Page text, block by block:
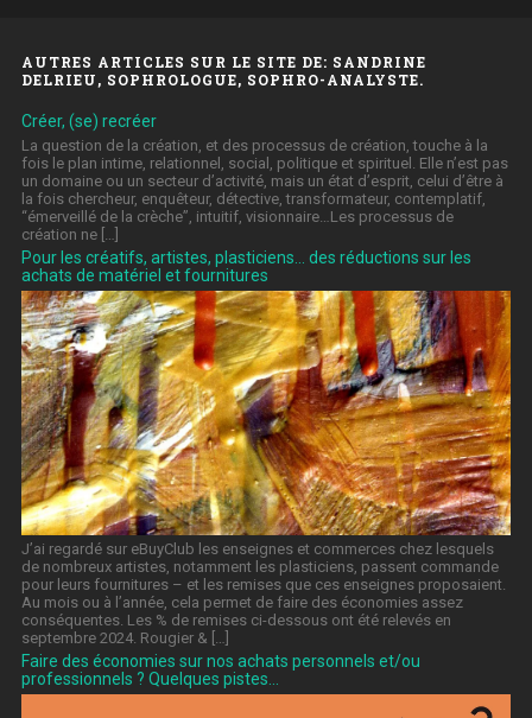
AUTRES ARTICLES SUR LE SITE DE: SANDRINE
DELRIEU, SOPHROLOGUE, SOPHRO-ANALYSTE.
Créer, (se) recréer
La question de la création, et des processus de création, touche à la
fois le plan intime, relationnel, social, politique et spirituel. Elle n’est pas
un domaine ou un secteur d’activité, mais un état d’esprit, celui d’être à
la fois chercheur, enquêteur, détective, transformateur, contemplatif,
“émerveillé de la crèche”, intuitif, visionnaire…Les processus de
création ne […]
Pour les créatifs, artistes, plasticiens… des réductions sur les
achats de matériel et fournitures
J’ai regardé sur eBuyClub les enseignes et commerces chez lesquels
de nombreux artistes, notamment les plasticiens, passent commande
pour leurs fournitures – et les remises que ces enseignes proposaient.
Au mois ou à l’année, cela permet de faire des économies assez
conséquentes. Les % de remises ci-dessous ont été relevés en
septembre 2024. Rougier & […]
Faire des économies sur nos achats personnels et/ou
professionnels ? Quelques pistes…